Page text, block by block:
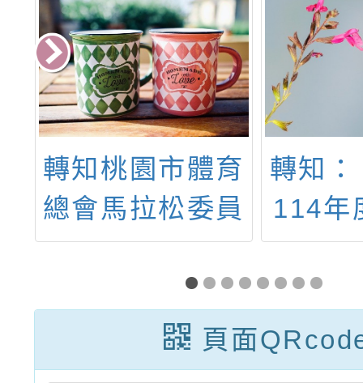
轉知桃園市體育
總會馬拉松委員
會辦理「2024
桃園市第四屆大
觀盃海洋國際馬
拉松－機關團體
轉知
114年
教育–
競賽
頁面